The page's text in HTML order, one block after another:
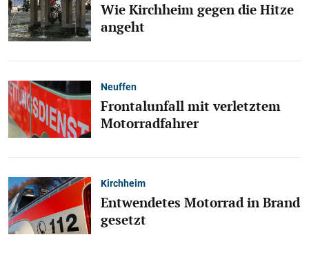
Wie Kirchheim gegen die Hitze
angeht
Neuffen
Frontalunfall mit verletztem
Motorradfahrer
Kirchheim
Entwendetes Motorrad in Brand
gesetzt